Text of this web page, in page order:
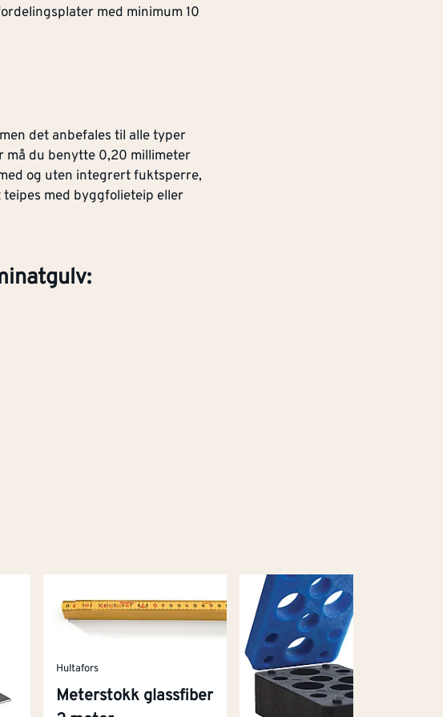
med minimum 10
det anbefales til alle typer
må du benytte 0,20 millimeter
og uten integrert fuktsperre,
med byggfolieteip eller
Hultafors
Meterstokk glassfiber